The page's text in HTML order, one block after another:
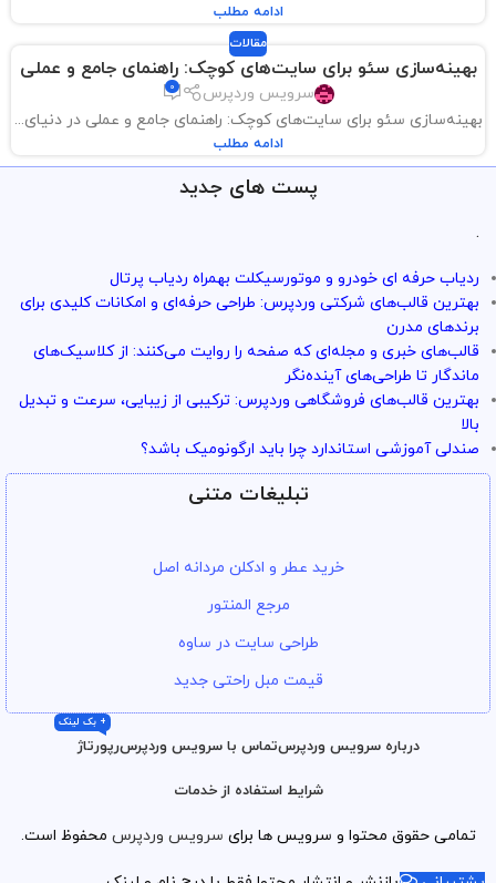
ادامه مطلب
مقالات
بهینه‌سازی سئو برای سایت‌های کوچک: راهنمای جامع و عملی
سرویس وردپرس 0
بهینه‌سازی سئو برای سایت‌های کوچک: راهنمای جامع و عملی در دنیای...
ادامه مطلب
پست های جدید
.
ردیاب حرفه ای خودرو و موتورسیکلت بهمراه ردیاب پرتال
بهترین قالب‌های شرکتی وردپرس: طراحی حرفه‌ای و امکانات کلیدی برای
برندهای مدرن
قالب‌های خبری و مجله‌ای که صفحه را روایت می‌کنند: از کلاسیک‌های
ماندگار تا طراحی‌های آینده‌نگر
بهترین قالب‌های فروشگاهی وردپرس: ترکیبی از زیبایی، سرعت و تبدیل
بالا
صندلی آموزشی استاندارد چرا باید ارگونومیک باشد؟
تبلیغات متنی
خرید عطر و ادکلن مردانه اصل
مرجع المنتور
طراحی سایت در ساوه
قیمت مبل راحتی جدید
درباره سرویس وردپرستماس با سرویس وردپرسرپورتاژ
+ بک لینک
شرایط استفاده از خدمات
تمامی حقوق محتوا و سرویس ها برای سرویس وردپرس محفوظ است.